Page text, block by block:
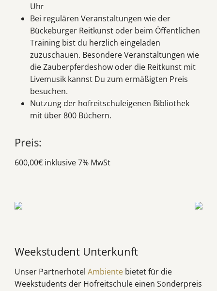
Uhr
Bei regulären Veranstaltungen wie der
Bückeburger Reitkunst oder beim Öffentlichen
Training bist du herzlich eingeladen
zuzuschauen. Besondere Veranstaltungen wie
die Zauberpferdeshow oder die Reitkunst mit
Livemusik kannst Du zum ermäßigten Preis
besuchen.
Nutzung der hofreitschuleigenen Bibliothek
mit über 800 Büchern.
Preis:
600,00€ inklusive 7% MwSt
Weekstudent Unterkunft
Unser Partnerhotel Ambiente bietet für die
Weekstudents der Hofreitschule einen Sonderpreis